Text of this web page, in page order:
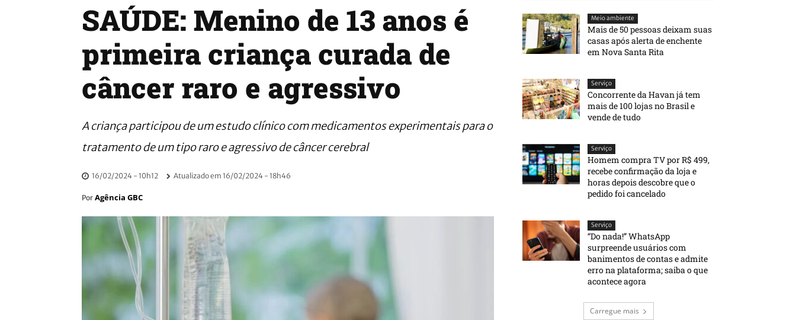
SAÚDE: Menino de 13 anos é
primeira criança curada de
câncer raro e agressivo
A criança participou de um estudo clínico com medicamentos experimentais para o
tratamento de um tipo raro e agressivo de câncer cerebral
16/02/2024 - 10h12 Atualizado em 16/02/2024 - 18h46
Por Agência GBC
Meio ambiente
Mais de 50 pessoas deixam suas
casas após alerta de enchente
em Nova Santa Rita
Serviço
Concorrente da Havan já tem
mais de 100 lojas no Brasil e
vende de tudo
Serviço
Homem compra TV por R$ 499,
recebe confirmação da loja e
horas depois descobre que o
pedido foi cancelado
Serviço
“Do nada!” WhatsApp
surpreende usuários com
banimentos de contas e admite
erro na plataforma; saiba o que
acontece agora
Carregue mais